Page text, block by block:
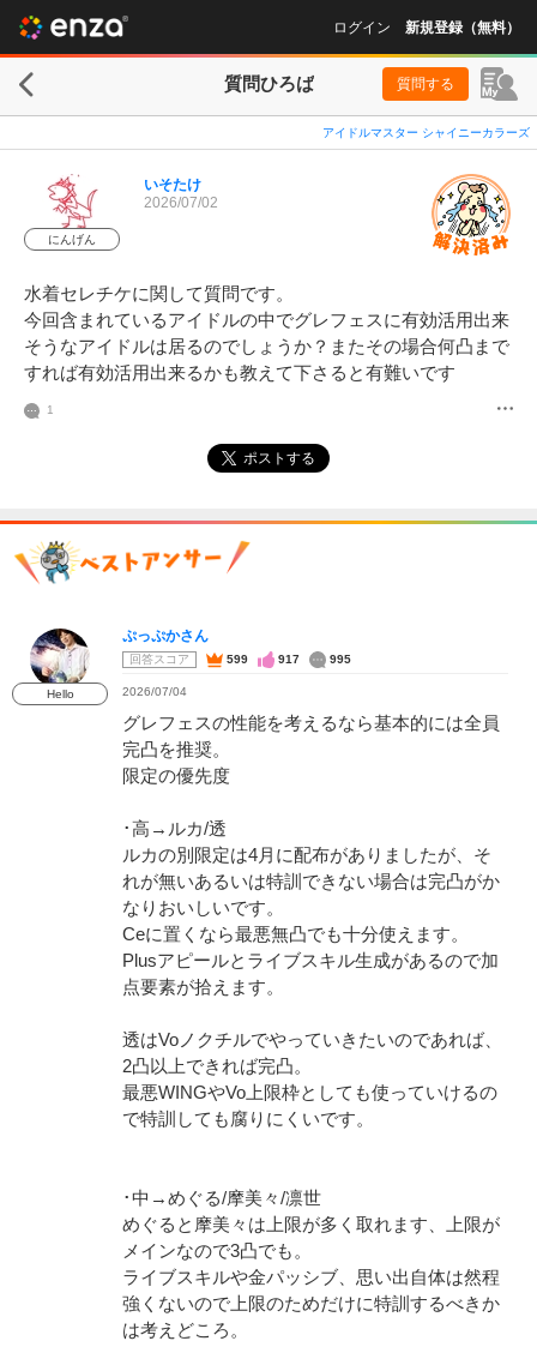
ログイン 新規登録（無料）
質問ひろば 質問する
アイドルマスター シャイニーカラーズ
にんげん
いそたけ
2026/07/02
水着セレチケに関して質問です。
今回含まれているアイドルの中でグレフェスに有効活用出来
そうなアイドルは居るのでしょうか？またその場合何凸まで
すれば有効活用出来るかも教えて下さると有難いです
1
ポストする
Hello
ぷっぷかさん
回答スコア 599 917 995
2026/07/04
グレフェスの性能を考えるなら基本的には全員
完凸を推奨。
限定の優先度
･高→ルカ/透
ルカの別限定は4月に配布がありましたが、そ
れが無いあるいは特訓できない場合は完凸がか
なりおいしいです。
Ceに置くなら最悪無凸でも十分使えます。
Plusアピールとライブスキル生成があるので加
点要素が拾えます。
透はVoノクチルでやっていきたいのであれば、
2凸以上できれば完凸。
最悪WINGやVo上限枠としても使っていけるの
で特訓しても腐りにくいです。
･中→めぐる/摩美々/凛世
めぐると摩美々は上限が多く取れます、上限が
メインなので3凸でも。
ライブスキルや金パッシブ、思い出自体は然程
強くないので上限のためだけに特訓するべきか
は考えどころ。